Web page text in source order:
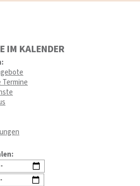
IM KALENDER
Termine